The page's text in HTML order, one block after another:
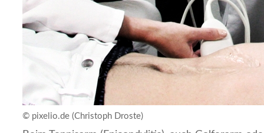
© pixelio.de (Christoph Droste)